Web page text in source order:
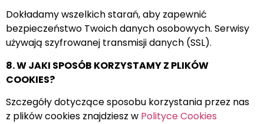
Dokładamy wszelkich starań, aby zapewnić
bezpieczeństwo Twoich danych osobowych. Serwisy
używają szyfrowanej transmisji danych (SSL).
8. W JAKI SPOSÓB KORZYSTAMY Z PLIKÓW
COOKIES?
Szczegóły dotyczące sposobu korzystania przez nas
z plików cookies znajdziesz w Polityce Cookies